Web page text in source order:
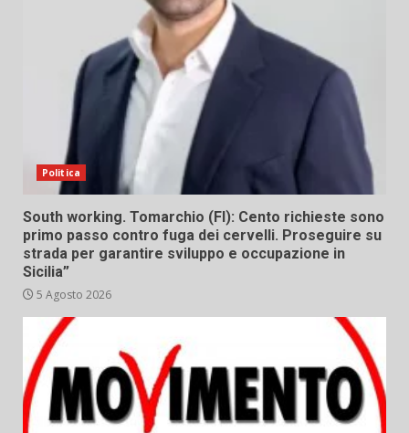
Politica
South working. Tomarchio (FI): Cento richieste sono
primo passo contro fuga dei cervelli. Proseguire su
strada per garantire sviluppo e occupazione in
Sicilia”
5 Agosto 2026